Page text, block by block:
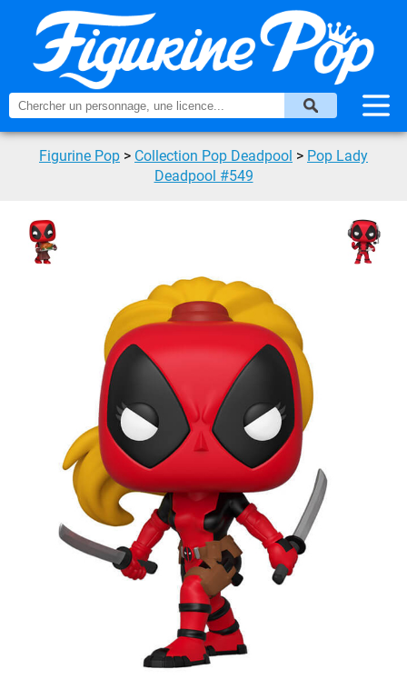
Figurine Pop > Collection Pop Deadpool > Pop Lady
Deadpool #549